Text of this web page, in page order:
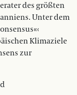
des größten
Unter dem
Klimaziele
zur